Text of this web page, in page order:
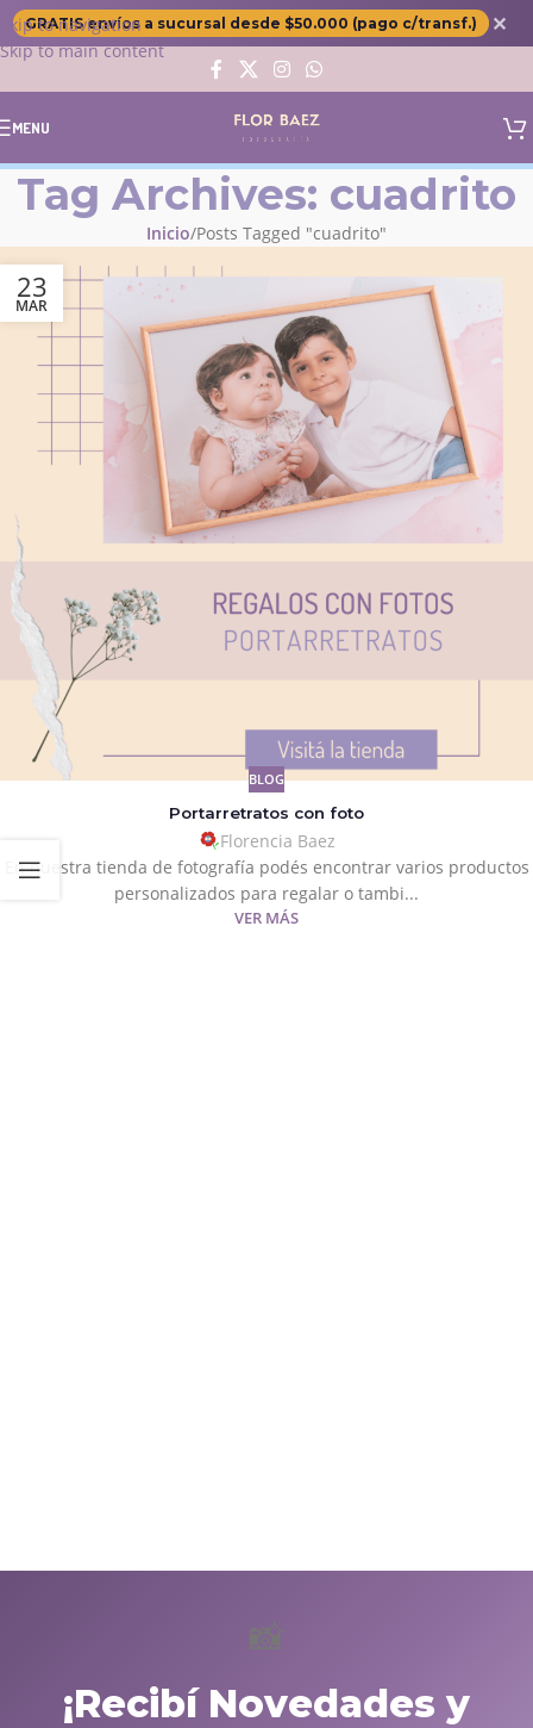
Skip to navigation
Skip to main content
GRATIS envíos a sucursal desde $50.000 (pago c/transf.) ✕
MENU
Tag Archives: cuadrito
Inicio Posts Tagged "cuadrito"
23
MAR
BLOG
Portarretratos con foto
Florencia Baez
En nuestra tienda de fotografía podés encontrar varios productos
personalizados para regalar o tambi...
VER MÁS
📸
¡Recibí Novedades y